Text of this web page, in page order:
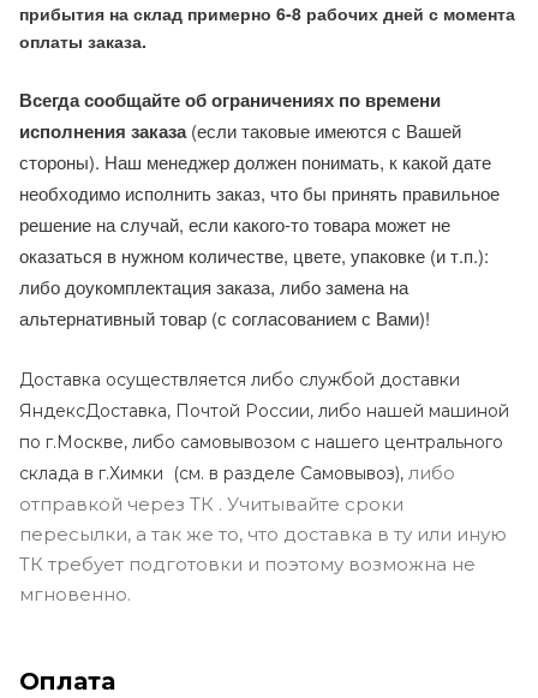
прибытия на склад примерно 6-8 рабочих дней с момента
оплаты заказа.
Всегда сообщайте об ограничениях по времени
исполнения заказа(если таковые имеются с Вашей
стороны). Наш менеджер должен понимать, к какой дате
необходимо исполнить заказ, что бы принять правильное
решение на случай, если какого-то товара может не
оказаться в нужном количестве, цвете, упаковке (и т.п.):
либо доукомплектация заказа, либо замена на
альтернативный товар (с согласованием с Вами)!
Доставка осуществляется либо службой доставки
ЯндексДоставка, Почтой России, либо нашей машиной
по г.Москве, либо самовывозом с нашего центрального
склада в г.Химки (см. в разделе Самовывоз), либо
отправкой через ТК . Учитывайте сроки
пересылки, а так же то, что доставка в ту или иную
ТК требует подготовки и поэтому возможна не
мгновенно.
Оплата